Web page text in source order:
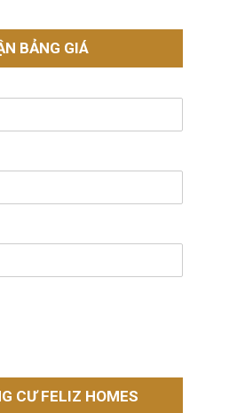
BẢNG GIÁ
CƯ FELIZ HOMES